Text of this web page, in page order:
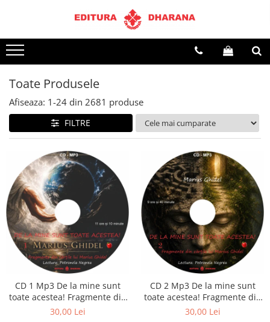
Terapii
Dietoterapie
Toate Produsele
Afiseaza: 1-24 din 2681 produse
FILTRE
CD 1 Mp3 De la mine sunt
toate acestea! Fragmente din
cărțile lui Marius Ghidel
30,00 Lei
CD 2 Mp3 De la mine sunt
toate acestea! Fragmente din
cărțile lui Marius Ghidel
30,00 Lei